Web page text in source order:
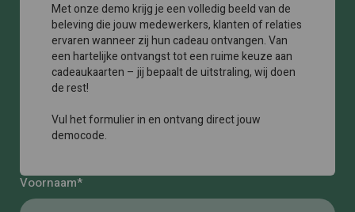
Voornaam*
Met onze demo krijg je een volledig beeld van de
beleving die jouw medewerkers, klanten of relaties
ervaren wanneer zij hun cadeau ontvangen. Van
een hartelijke ontvangst tot een ruime keuze aan
cadeaukaarten – jij bepaalt de uitstraling, wij doen
de rest!
Vul het formulier in en ontvang direct jouw
democode.